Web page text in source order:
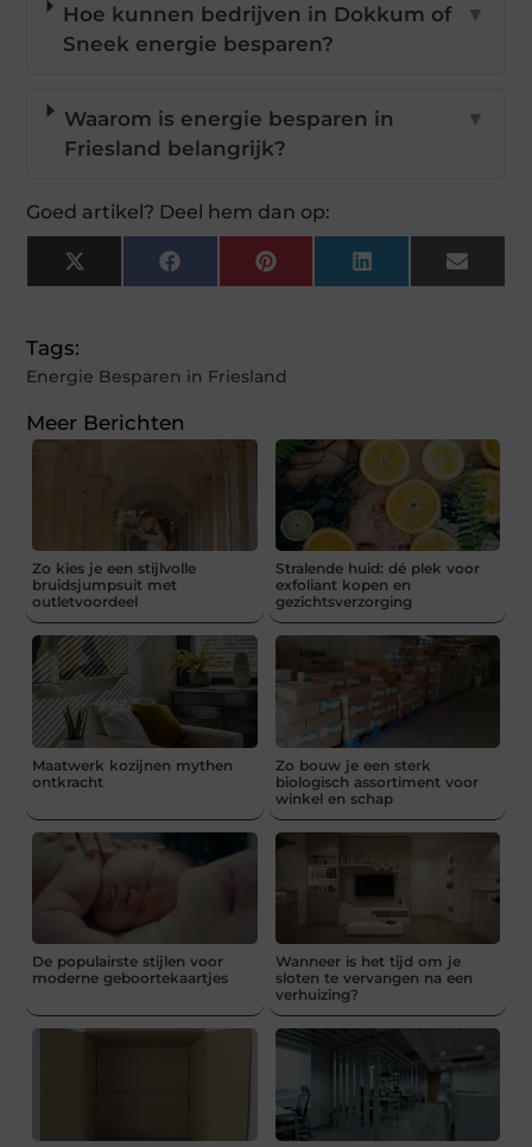
Hoe kunnen bedrijven in Dokkum of
Sneek energie besparen?
▼
Waarom is energie besparen in
Friesland belangrijk?
▼
Goed artikel? Deel hem dan op:
X
(Twitter)
FacebookPinterestLinkedInEmail
Tags:
Energie Besparen in Friesland
Meer Berichten
Zo kies je een stijlvolle
bruidsjumpsuit met
outletvoordeel
Stralende huid: dé plek voor
exfoliant kopen en
gezichtsverzorging
Maatwerk kozijnen mythen
ontkracht
Zo bouw je een sterk
biologisch assortiment voor
winkel en schap
De populairste stijlen voor
moderne geboortekaartjes
Wanneer is het tijd om je
sloten te vervangen na een
verhuizing?